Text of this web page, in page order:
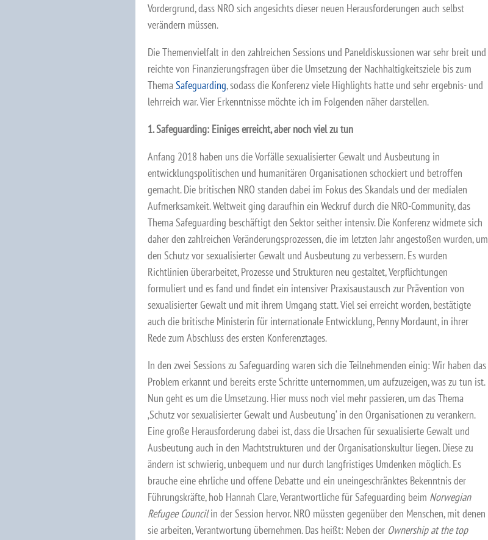
Vordergrund, dass NRO sich angesichts dieser neuen Herausforderungen auch selbst
verändern müssen.
Die Themenvielfalt in den zahlreichen Sessions und Paneldiskussionen war sehr breit und
reichte von Finanzierungsfragen über die Umsetzung der Nachhaltigkeitsziele bis zum
ThemaSafeguarding, sodass die Konferenz viele Highlights hatte und sehr ergebnis- und
lehrreich war. Vier Erkenntnisse möchte ich im Folgenden näher darstellen.
1. Safeguarding: Einiges erreicht, aber noch viel zu tun
Anfang 2018 haben uns die Vorfälle sexualisierter Gewalt und Ausbeutung in
entwicklungspolitischen und humanitären Organisationen schockiert und betroffen
gemacht. Die britischen NRO standen dabei im Fokus des Skandals und der medialen
Aufmerksamkeit. Weltweit ging daraufhin ein Weckruf durch die NRO-Community, das
Thema Safeguarding beschäftigt den Sektor seither intensiv. Die Konferenz widmete sich
daher den zahlreichen Veränderungsprozessen, die im letzten Jahr angestoßen wurden, um
den Schutz vor sexualisierter Gewalt und Ausbeutung zu verbessern. Es wurden
Richtlinien überarbeitet, Prozesse und Strukturen neu gestaltet, Verpflichtungen
formuliert und es fand und findet ein intensiver Praxisaustausch zur Prävention von
sexualisierter Gewalt und mit ihrem Umgang statt. Viel sei erreicht worden, bestätigte
auch die britische Ministerin für internationale Entwicklung, Penny Mordaunt, in ihrer
Rede zum Abschluss des ersten Konferenztages.
In den zwei Sessions zu Safeguarding waren sich die Teilnehmenden einig: Wir haben das
Problem erkannt und bereits erste Schritte unternommen, um aufzuzeigen, was zu tun ist.
Nun geht es um die Umsetzung. Hier muss noch viel mehr passieren, um das Thema
‚Schutz vor sexualisierter Gewalt und Ausbeutung‘ in den Organisationen zu verankern.
Eine große Herausforderung dabei ist, dass die Ursachen für sexualisierte Gewalt und
Ausbeutung auch in den Machtstrukturen und der Organisationskultur liegen. Diese zu
ändern ist schwierig, unbequem und nur durch langfristiges Umdenken möglich. Es
brauche eine ehrliche und offene Debatte und ein uneingeschränktes Bekenntnis der
Führungskräfte, hob Hannah Clare, Verantwortliche für Safeguarding beim Norwegian
Refugee Councilin der Session hervor. NRO müssten gegenüber den Menschen, mit denen
sie arbeiten, Verantwortung übernehmen. Das heißt: Neben der Ownership at the top